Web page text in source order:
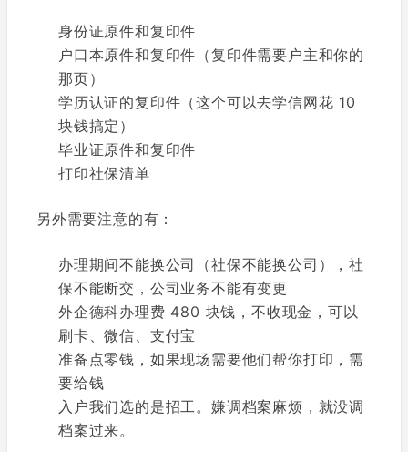
身份证原件和复印件
户口本原件和复印件（复印件需要户主和你的
那页）
学历认证的复印件（这个可以去学信网花 10
块钱搞定）
毕业证原件和复印件
打印社保清单
另外需要注意的有：
办理期间不能换公司（社保不能换公司），社
保不能断交，公司业务不能有变更
外企德科办理费 480 块钱，不收现金，可以
刷卡、微信、支付宝
准备点零钱，如果现场需要他们帮你打印，需
要给钱
入户我们选的是招工。嫌调档案麻烦，就没调
档案过来。